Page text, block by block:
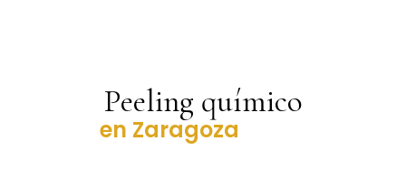
Peeling químico